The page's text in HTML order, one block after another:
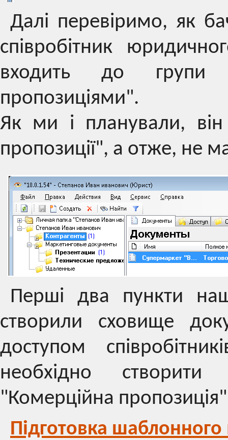
Далі перевіримо, як
співробітник
входить до групи
пропозиціями".
Як ми і планували,
пропозиції", а отже, не
Перші два пункти
створили сховище
доступом
необхідно
"Комерційна
Підготовка